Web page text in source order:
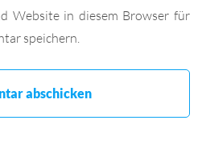
Website in diesem Browser für
speichern.